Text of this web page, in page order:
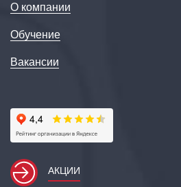
О компании
Обучение
Вакансии
АКЦИИ